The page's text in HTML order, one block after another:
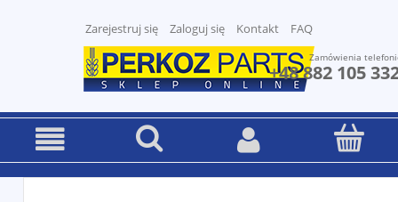
Zarejestruj się Zaloguj się Kontakt FAQ
Zamówienia
+48 882 105